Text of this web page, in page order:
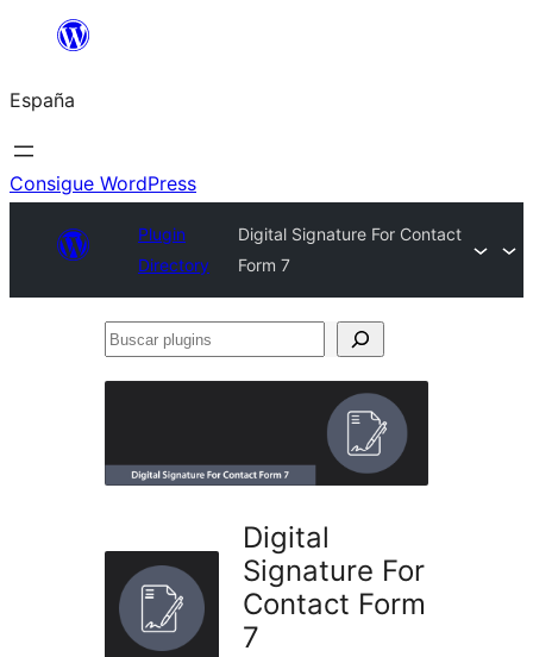
Saltar
contenido
España
Consigue WordPress
Plugin
Directory
Digital Signature For Contact
Form 7
Buscar
Digital
Signature For
Contact Form
7